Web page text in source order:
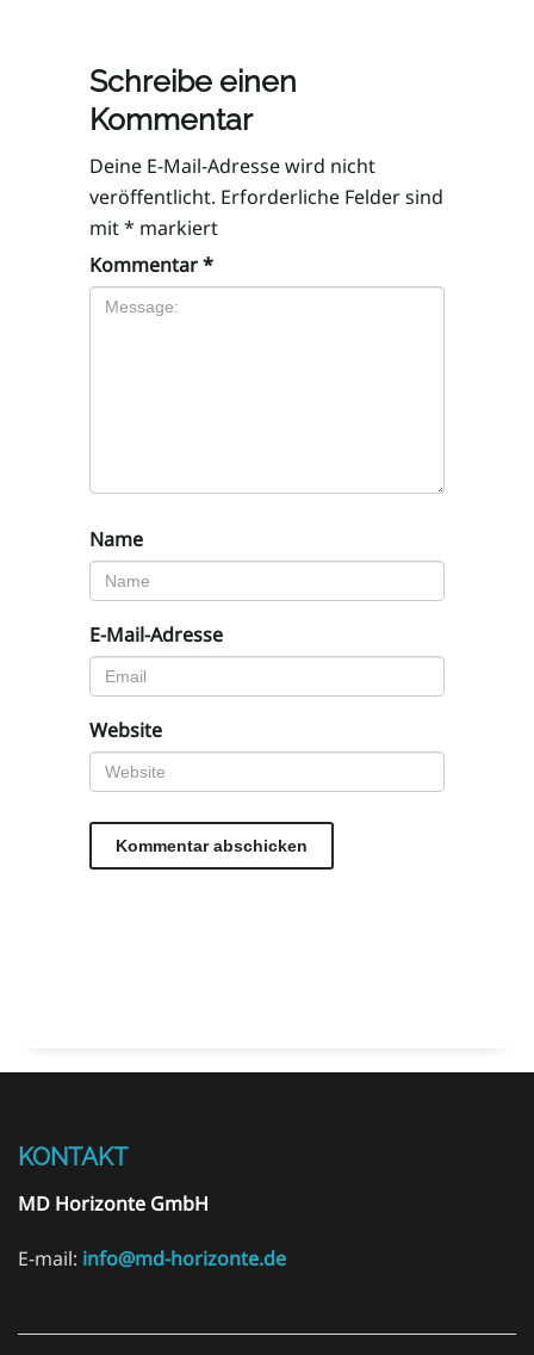
Schreibe einen
Kommentar
Deine E-Mail-Adresse wird nicht
veröffentlicht. Erforderliche Felder sind
mit* markiert
Kommentar*
Name
E-Mail-Adresse
Website
KONTAKT
MD Horizonte GmbH
E-mail: info@md-horizonte.de